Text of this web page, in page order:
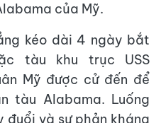
của Mỹ.
kéo dài 4 ngày bắt
tàu khu trục USS
Mỹ được cử đến để
tàu Alabama. Luống
đuổi và sự phản kháng